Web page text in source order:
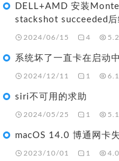
DELL+AMD 安装
stackshot succeeded后
2024/06/15 4
系统坏了一直卡在启动
2024/12/11 1
siri不可用的求助
2024/05/25 1
macOS 14.0 博通网卡
2023/10/01 1